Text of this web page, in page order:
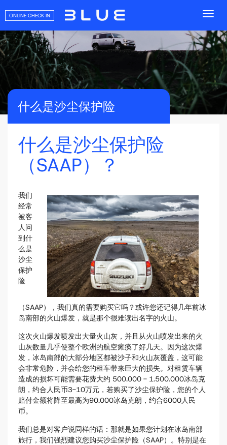
ONLINE CHECK IN
什么是沙尘保护险
什么是沙尘保护险
（SAAP）？
我们
经常
被客
人问
到什
么是
沙尘
保护
险
（SAAP），我们真的需要购买它吗？或许您还记得几年前冰
岛南部的火山爆发，就是那个很难读出名字的火山。
这次火山爆发喷发出大量火山灰，并且从火山喷发出来的火
山灰数量几乎使整个欧洲的航空瘫痪了好几天。因为这次爆
发，冰岛南部的大部分地区都被沙子和火山灰覆盖，这可能
会非常危险，并会给您的租车带来巨大的损失。对租赁车辆
造成的损坏可能需要花费大约 500.000 - 1.500.000冰岛克
朗，约合人民币3-10万元，若购买了沙尘保护险，您的个人
赔付金额将降至最高为90.000冰岛克朗，约合6000人民
币。
我们总是对客户说同样的话：那就是如果您计划在冰岛南部
旅行，我们强烈建议您购买沙尘保护险（SAAP）。特别是在